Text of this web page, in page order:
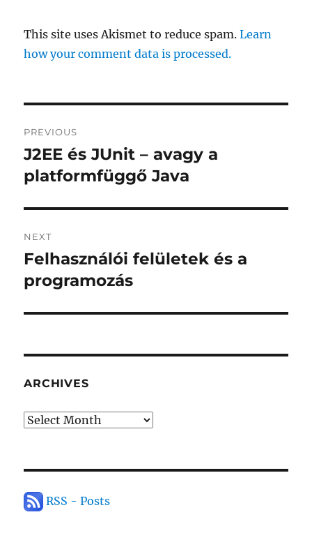
This site uses Akismet to reduce spam.Learn
how your comment data is processed.
navigation
PREVIOUS
Previous
post:
J2EE és JUnit – avagy a
platformfüggő Java
NEXT
Next
post:
Felhasználói felületek és a
programozás
ARCHIVES
Archives
RSS - Posts